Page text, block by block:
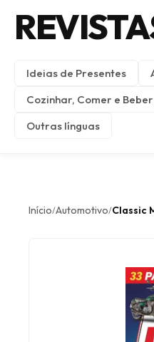
Ideias de Presentes
Cozinhar, Comer e Beber
Outras línguas
Início/Automotivo/Classic